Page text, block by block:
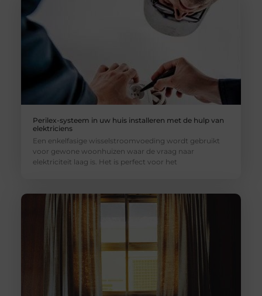
Perilex-systeem in uw huis installeren met de hulp van
elektriciens
Een enkelfasige wisselstroomvoeding wordt gebruikt
voor gewone woonhuizen waar de vraag naar
elektriciteit laag is. Het is perfect voor het